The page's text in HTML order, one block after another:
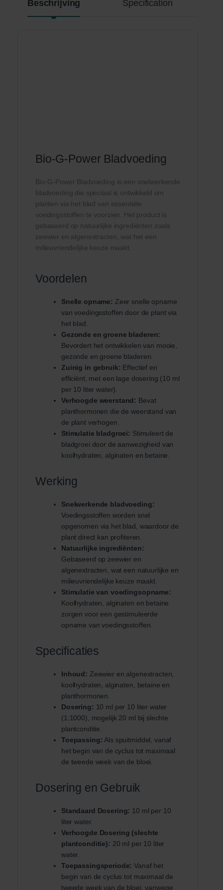
Beschrijving Specification
Bio-G-Power Bladvoeding
Bio-G-Power Bladvoeding is een snelwerkende
bladvoeding die speciaal is ontwikkeld om
planten via het blad van essentiële
voedingsstoffen te voorzien. Het product is
gebaseerd op natuurlijke ingrediënten zoals
zeewier en algenextracten, wat het een
milieuvriendelijke keuze maakt.
Voordelen
Snelle opname: Zeer snelle opname
van voedingsstoffen door de plant via
het blad.
Gezonde en groene bladeren:
Bevordert het ontwikkelen van mooie,
gezonde en groene bladeren.
Zuinig in gebruik: Effectief en
efficiënt, met een lage dosering (10 ml
per 10 liter water).
Verhoogde weerstand: Bevat
planthormonen die de weerstand van
de plant verhogen.
Stimulatie bladgroei: Stimuleert de
bladgroei door de aanwezigheid van
koolhydraten, alginaten en betaine.
Werking
Snelwerkende bladvoeding:
Voedingsstoffen worden snel
opgenomen via het blad, waardoor de
plant direct kan profiteren.
Natuurlijke ingrediënten:
Gebaseerd op zeewier en
algenextracten, wat een natuurlijke en
milieuvriendelijke keuze maakt.
Stimulatie van voedingsopname:
Koolhydraten, alginaten en betaine
zorgen voor een gestimuleerde
opname van voedingsstoffen.
Specificaties
Inhoud: Zeewier en algenextracten,
koolhydraten, alginaten, betaine en
planthormonen.
Dosering: 10 ml per 10 liter water
(1:1000), mogelijk 20 ml bij slechte
plantconditie.
Toepassing: Als spuitmiddel, vanaf
het begin van de cyclus tot maximaal
de tweede week van de bloei.
Dosering en Gebruik
Standaard Dosering: 10 ml per 10
liter water.
Verhoogde Dosering (slechte
plantconditie): 20 ml per 10 liter
water.
Toepassingsperiode: Vanaf het
begin van de cyclus tot maximaal de
tweede week van de bloei, vanwege